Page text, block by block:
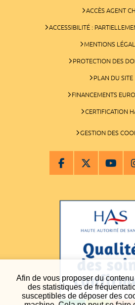
Afin de vous proposer du
des statistiques de
susceptibles de déposer des
ACCÈS AGENT
ACCESSIBILITÉ :
MENTIONS
PROTECTION DES
PLAN DU SITE
FINANCEMENTS
CERTIFICATION
GESTION DES